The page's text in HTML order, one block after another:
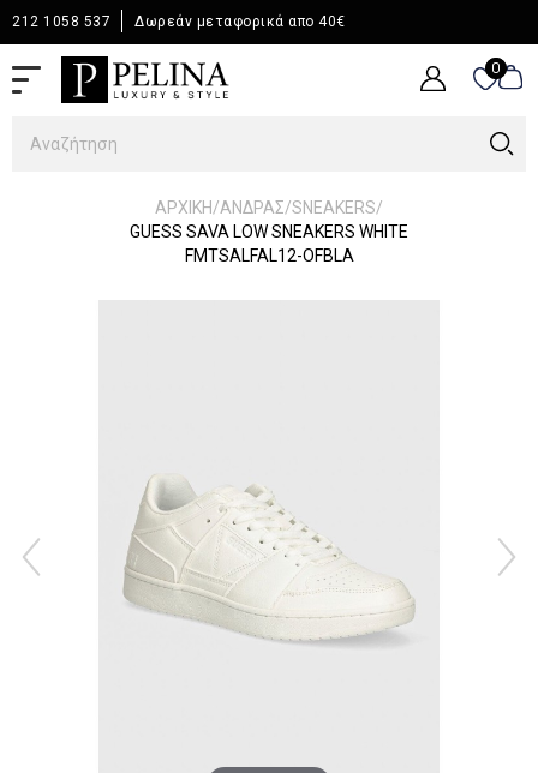
212 1058 537 Δωρεάν μεταφορικά απο 40€
0
0
ΑΡΧΙΚΉ/ΆΝΔΡΑΣ/SNEAKERS/
GUESS SAVA LOW SNEAKERS WHITE
FMTSALFAL12-OFBLA